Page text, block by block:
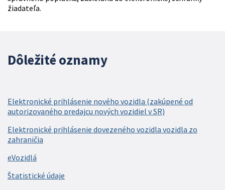
žiadateľa.
Dôležité oznamy
Elektronické prihlásenie nového vozidla (zakúpené od
autorizovaného predajcu nových vozidiel v SR)
Elektronické prihlásenie dovezeného vozidla vozidla zo
zahraničia
eVozidlá
Štatistické údaje